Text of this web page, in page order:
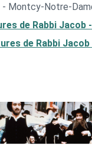
Notre-
de Rabbi Jacob
de Rabbi